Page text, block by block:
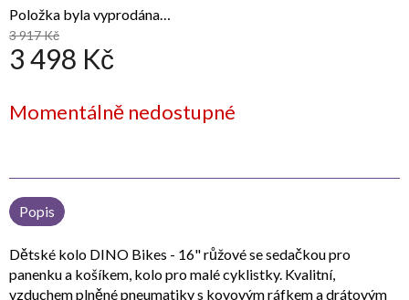
3 917 Kč
3 498 Kč
cena:
Momentálně nedostupné
Položka byla vyprodána…
Popis
Dětské kolo DINO Bikes - 16" růžové se sedačkou pro
panenku a košíkem, kolo pro malé cyklistky. Kvalitní,
vzduchem plněné pneumatiky s kovovým ráfkem a drátovým